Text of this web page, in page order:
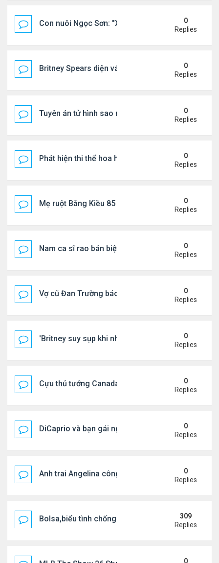
Con nuôi Ngọc Sơn: "Xã hội này cần những bài
0
Replies
Britney Spears diện váy xuyên thấu ra phố
0
Replies
Tuyên án tử hình sao nữ nổi tiếng
0
Replies
Phát hiện thi thể hoa hậu trong túi xách giữa rừng
0
Replies
Mẹ ruột Bằng Kiều 85 tuổi: "Miếng ăn vào mồm là
0
Replies
Nam ca sĩ rao bán biệt thự ở Saigon
0
Replies
Vợ cũ Đan Trường báo tin vui
0
Replies
'Britney suy sụp khi nhận tin nhắn chia tay của
0
Replies
Cựu thủ tướng Canada & gf tình tứ trên biển Hy
0
Replies
DiCaprio và bạn gái nghỉ dưỡng ở Địa Trung Hải
0
Replies
Anh trai Angelina công khai đồng tính ở tuổi 53
0
Replies
Bolsa,biểu tình chống ca nô.
309
Replies
0